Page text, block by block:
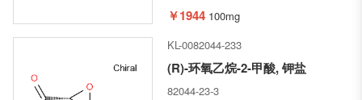
￥1944 100mg
KL-0082044-233
(R)-环氧乙烷-2-甲酸, 钾盐
82044-23-3